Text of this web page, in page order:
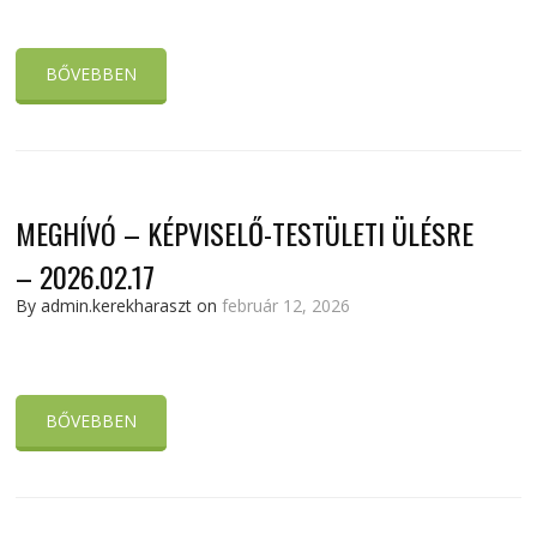
BŐVEBBEN
MEGHÍVÓ – KÉPVISELŐ-TESTÜLETI ÜLÉSRE
– 2026.02.17
By admin.kerekharaszt onfebruár 12, 2026
BŐVEBBEN